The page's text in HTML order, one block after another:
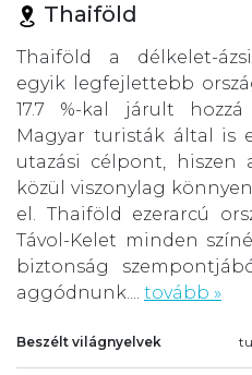
Thaiföld
Thaiföld a délkelet-
egyik legfejlettebb
17.7 %-kal járult
Magyar turisták által is
utazási célpont, hiszen
közül viszonylag
el. Thaiföld ezerarcú
Távol-Kelet minden
biztonság
aggódnunk.... tovább »
Beszélt világnyelvek